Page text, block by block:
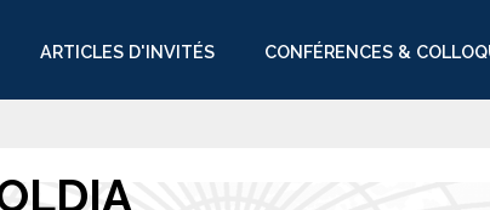
ARTICLES D'INVITÉS CONFÉRENCES &